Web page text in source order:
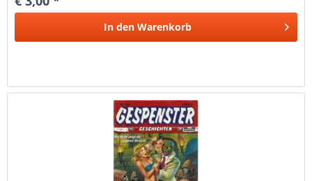
In den Warenkorb